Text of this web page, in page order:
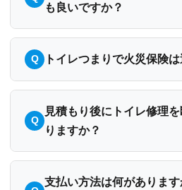
も良いですか？
トイレつまりで火災保険
見積もり後にトイレ修理
りますか？
支払い方法は何がありま